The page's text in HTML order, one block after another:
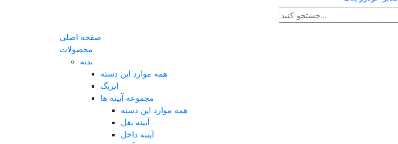
صفحه اصلی
محصولات
بدنه
همه موارد این دسته
ایربگ
مجموعه آیینه ها
همه موارد این دسته
آیینه بغل
آیینه داخل